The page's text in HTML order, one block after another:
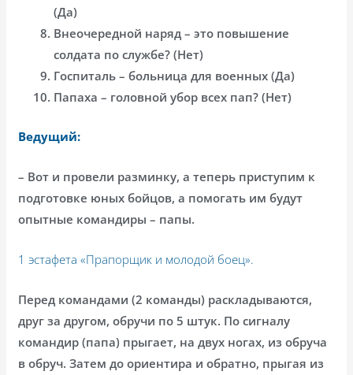
(Да)
Внеочередной наряд – это повышение
солдата по службе? (Нет)
Госпиталь – больница для военных (Да)
Папаха – головной убор всех пап? (Нет)
Ведущий:
– Вот и провели разминку, а теперь приступим к
подготовке юных бойцов, а помогать им будут
опытные командиры – папы.
1 эстафета «Прапорщик и молодой боец».
Перед командами (2 команды) раскладываются,
друг за другом, обручи по 5 штук. По сигналу
командир (папа) прыгает, на двух ногах, из обруча
в обруч. Затем до ориентира и обратно, прыгая из